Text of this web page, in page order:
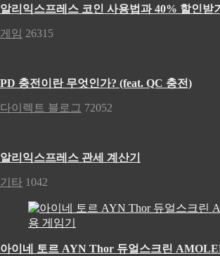
알리익스프레스 코인 사용법과 40% 할인받
게임 26315
PD 충전이란 무엇인가? (feat. QC 충전)
다이렉트 블로그 72052
알리익스프레스 관세 계산기
기타 1042
아이네 토르 AYN Thor 듀얼스크린